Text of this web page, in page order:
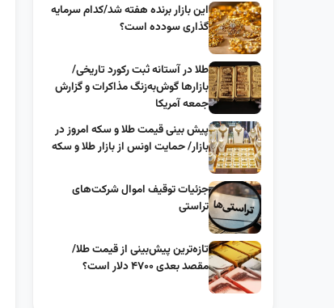
این بازار برنده هفته شد/کدام سرمایه
گذاری سودده است؟
طلا در آستانه ثبت رکورد تاریخی/
بازارها گوش‌به‌زنگ مذاکرات و گزارش
جمعه آمریکا
پیش‌ بینی قیمت طلا و سکه امروز در
بازار/ حمایت اونس از بازار طلا و سکه
جزئیات توقیف اموال شرکت‌های
تراستی
تازه‌ترین پیش‌بینی از قیمت طلا/
مقصد بعدی ۴۷۰۰ دلار است؟